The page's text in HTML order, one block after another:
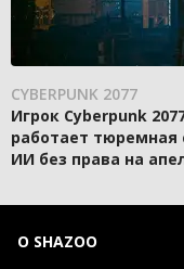
CYBERPUNK 2077
Игрок Cyberpunk
работает тюремная
ИИ без права на
О SHAZOO